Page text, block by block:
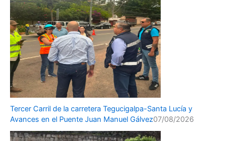
Tercer Carril de la carretera Tegucigalpa-Santa Lucía y
Avances en el Puente Juan Manuel Gálvez07/08/2026